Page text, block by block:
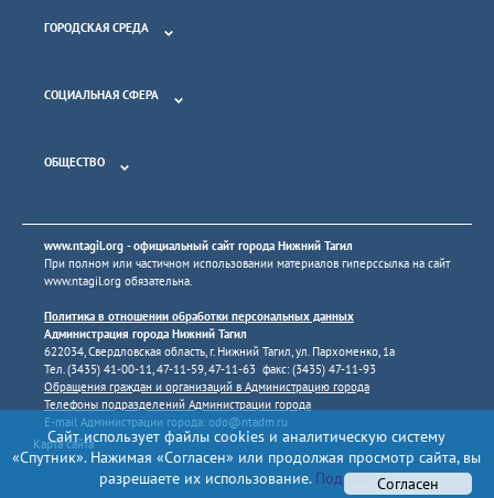
ГОРОДСКАЯ СРЕДА
СОЦИАЛЬНАЯ СФЕРА
ОБЩЕСТВО
www.ntagil.org - официальный сайт города Нижний Тагил
При полном или частичном использовании материалов гиперссылка на сайт
www.ntagil.org обязательна.
Политика в отношении обработки персональных данных
Администрация города Нижний Тагил
622034, Свердловская область, г. Нижний Тагил, ул. Пархоменко, 1а
Тел. (3435) 41-00-11, 47-11-59, 47-11-63 факс: (3435) 47-11-93
Обращения граждан и организаций в Администрацию города
Телефоны подразделений Администрации города
E-mail Администрации города: odo@ntadm.ru
Карта сайта
Сайт использует файлы cookies и аналитическую систему
«Спутник». Нажимая «Согласен» или продолжая просмотр сайта, вы
разрешаете их использование.ПодробнееСогласен